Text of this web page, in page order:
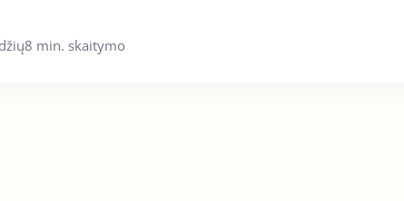
8 min. skaitymo